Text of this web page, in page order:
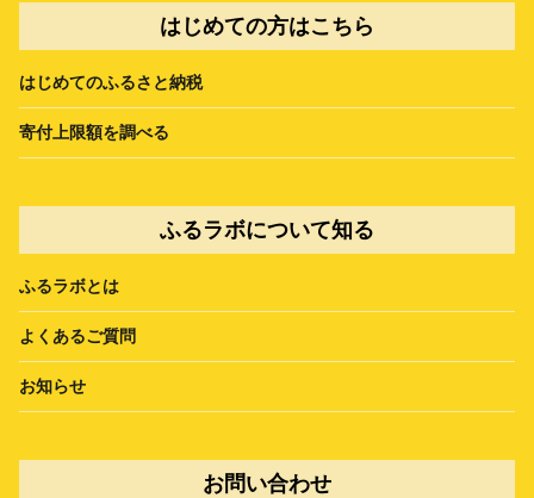
はじめての方はこちら
はじめてのふるさと納税
寄付上限額を調べる
ふるラボについて知る
ふるラボとは
よくあるご質問
お知らせ
お問い合わせ